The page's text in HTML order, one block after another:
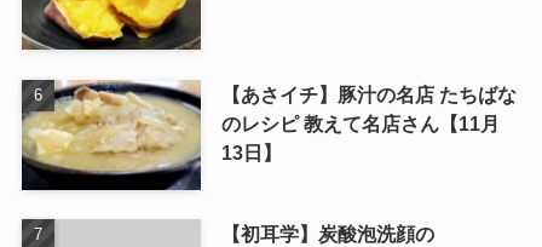
【あさイチ】豚汁の名店 たちばな
のレシピ 教えて名店さん【11月
13日】
【初耳学】炭酸泡洗顔の